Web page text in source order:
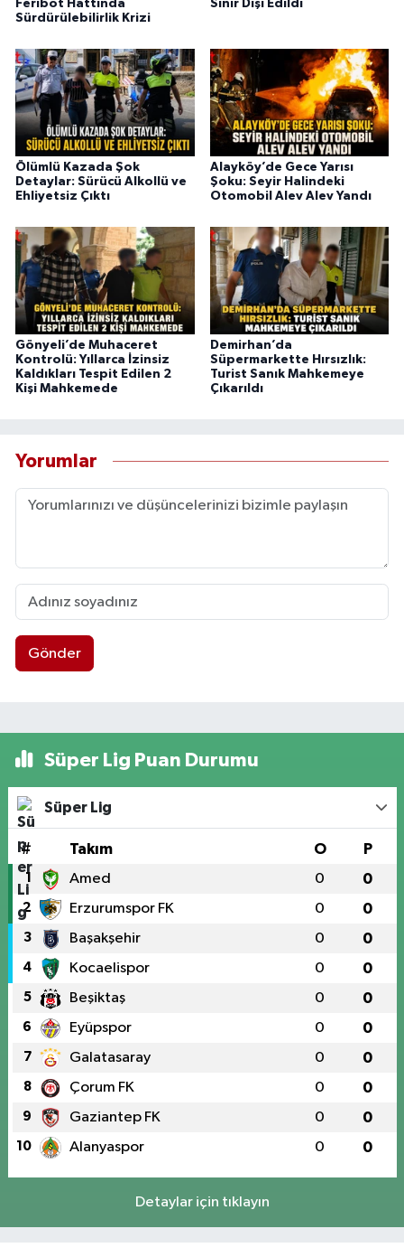
Feribot Hattında
Sürdürülebilirlik Krizi
Sınır Dışı Edildi
Ölümlü Kazada Şok
Detaylar: Sürücü Alkollü ve
Ehliyetsiz Çıktı
Alayköy’de Gece Yarısı
Şoku: Seyir Halindeki
Otomobil Alev Alev Yandı
Gönyeli’de Muhaceret
Kontrolü: Yıllarca İzinsiz
Kaldıkları Tespit Edilen 2
Kişi Mahkemede
Demirhan’da
Süpermarkette Hırsızlık:
Turist Sanık Mahkemeye
Çıkarıldı
Yorumlar
Gönder
Süper Lig Puan Durumu
Süper Lig
# Takım O P
1 Amed 0 0
2 Erzurumspor FK 0 0
3 Başakşehir 0 0
4 Kocaelispor 0 0
5 Beşiktaş 0 0
6 Eyüpspor 0 0
7 Galatasaray 0 0
8 Çorum FK 0 0
9 Gaziantep FK 0 0
10 Alanyaspor 0 0
Detaylar için tıklayın